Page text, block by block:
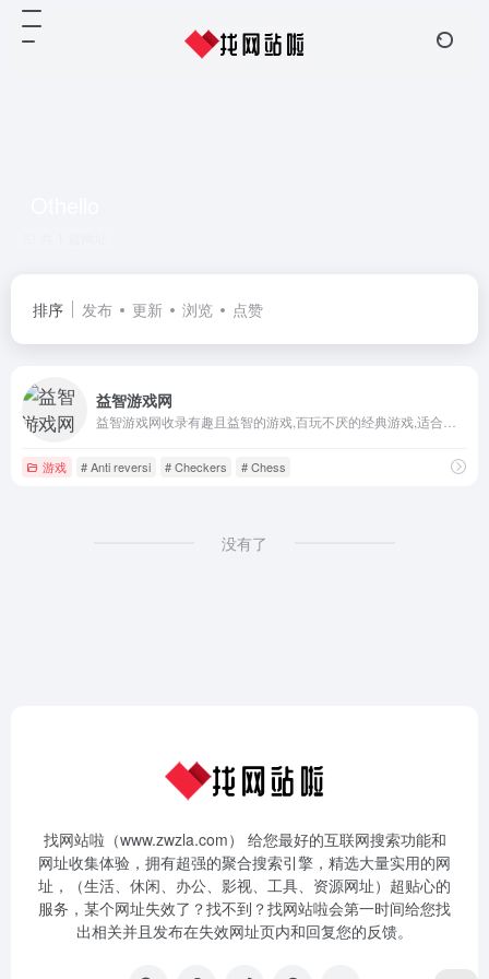
排序 发布 更新 浏览 点赞
益智游戏网
游戏 # Anti reversi # Checkers # Chess
没有了
找网站啦（www.zwzla.com） 给您最好的互联网搜索功能和
网址收集体验，拥有超强的聚合搜索引擎，精选大量实用的网
址，（生活、休闲、办公、影视、工具、资源网址）超贴心的
服务，某个网址失效了？找不到？找网站啦会第一时间给您找
出相关并且发布在失效网址页内和回复您的反馈。